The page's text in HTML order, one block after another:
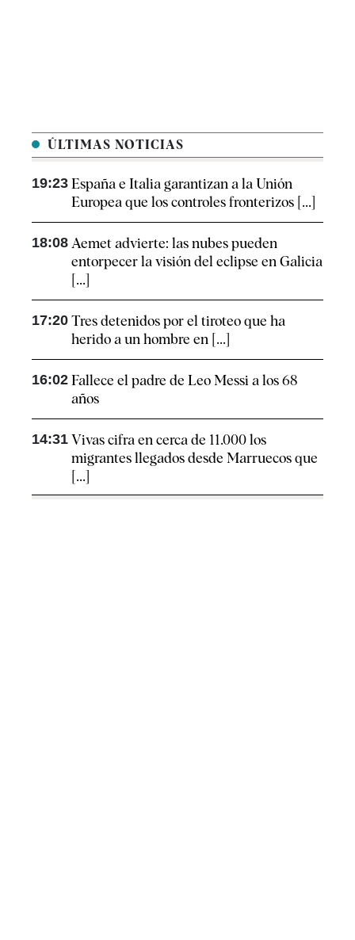
ÚLTIMAS NOTICIAS
19:23 España e Italia garantizan a la Unión
Europea que los controles fronterizos [...]
18:08 Aemet advierte: las nubes pueden
entorpecer la visión del eclipse en Galicia
[...]
17:20 Tres detenidos por el tiroteo que ha
herido a un hombre en [...]
16:02 Fallece el padre de Leo Messi a los 68
años
14:31 Vivas cifra en cerca de 11.000 los
migrantes llegados desde Marruecos que
[...]